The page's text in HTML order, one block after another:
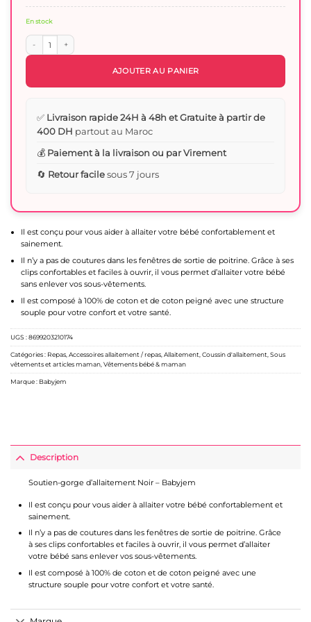
Il est conçu pour vous aider à allaiter votre bébé confortablement et
sainement.
Il n’y a pas de coutures dans les fenêtres de sortie de poitrine. Grâce à ses
clips confortables et faciles à ouvrir, il vous permet d’allaiter votre bébé
sans enlever vos sous-vêtements.
Il est composé à 100% de coton et de coton peigné avec une structure
souple pour votre confort et votre santé.
En stock
quantité de Soutien-gorge d'allaitement Noir - Babyjem
AJOUTER AU PANIER
✅ Livraison rapide 24H à 48h et Gratuite à partir de
400 DH partout au Maroc
💰 Paiement à la livraison ou par Virement
🔄 Retour facilesous 7 jours
UGS :8699203210174
Catégories : Repas Accessoires allaitement / repas Allaitement Coussin d'allaitement Sous
vêtements et articles maman Vêtements bébé & maman
Marque : Babyjem
Description
Soutien-gorge d’allaitement Noir – Babyjem
Il est conçu pour vous aider à allaiter votre bébé confortablement et
sainement.
Il n’y a pas de coutures dans les fenêtres de sortie de poitrine. Grâce
à ses clips confortables et faciles à ouvrir, il vous permet d’allaiter
votre bébé sans enlever vos sous-vêtements.
Il est composé à 100% de coton et de coton peigné avec une
structure souple pour votre confort et votre santé.